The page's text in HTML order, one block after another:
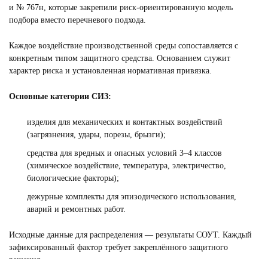
и № 767н, которые закрепили риск-ориентированную модель
подбора вместо перечневого подхода.
Каждое воздействие производственной среды сопоставляется с
конкретным типом защитного средства. Основанием служит
характер риска и установленная нормативная привязка.
Основные категории СИЗ:
изделия для механических и контактных воздействий
(загрязнения, удары, порезы, брызги);
средства для вредных и опасных условий 3–4 классов
(химическое воздействие, температура, электричество,
биологические факторы);
дежурные комплекты для эпизодического использования,
аварий и ремонтных работ.
Исходные данные для распределения — результаты СОУТ. Каждый
зафиксированный фактор требует закреплённого защитного